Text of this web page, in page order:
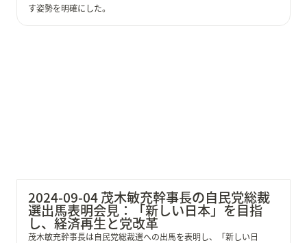
す姿勢を明確にした。
2024-09-04 茂木敏充幹事長の自民党総裁
選出馬表明会見：「新しい日本」を目指
し、経済再生と党改革
茂木敏充幹事長は自民党総裁選への出馬を表明し、「新しい日